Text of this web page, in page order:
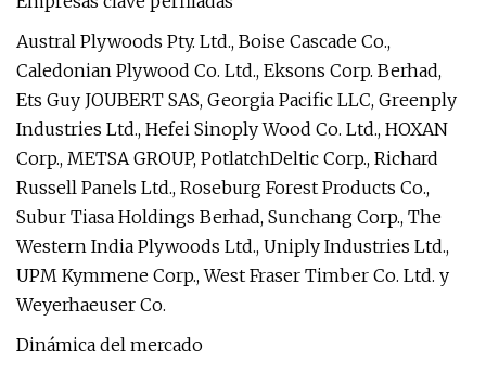
Austral Plywoods Pty. Ltd., Boise Cascade Co.,
Caledonian Plywood Co. Ltd., Eksons Corp. Berhad,
Ets Guy JOUBERT SAS, Georgia Pacific LLC, Greenply
Industries Ltd., Hefei Sinoply Wood Co. Ltd., HOXAN
Corp., METSA GROUP, PotlatchDeltic Corp., Richard
Russell Panels Ltd., Roseburg Forest Products Co.,
Subur Tiasa Holdings Berhad, Sunchang Corp., The
Western India Plywoods Ltd., Uniply Industries Ltd.,
UPM Kymmene Corp., West Fraser Timber Co. Ltd. y
Weyerhaeuser Co.
Dinámica del mercado